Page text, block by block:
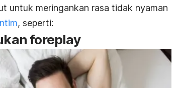
untuk meringankan rasa tidak nyaman
, seperti:
foreplay